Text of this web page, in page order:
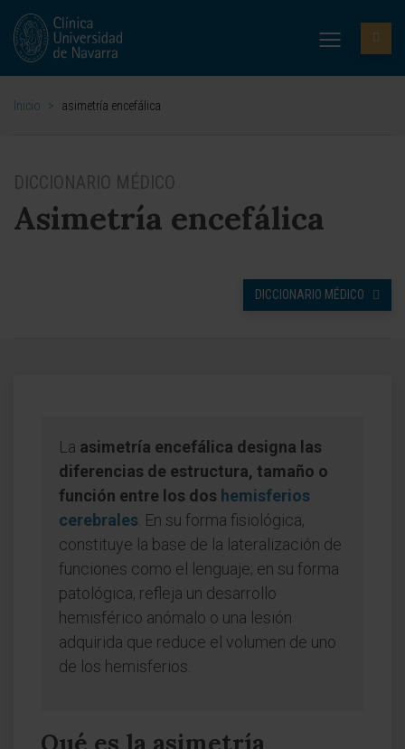
Inicio > asimetría encefálica
DICCIONARIO MÉDICO
Asimetría encefálica
DICCIONARIO MÉDICO
La asimetría encefálica designa las
diferencias de estructura, tamaño o
función entre los dos hemisferios
cerebrales . En su forma fisiológica,
constituye la base de la lateralización de
funciones como el lenguaje; en su forma
patológica, refleja un desarrollo
hemisférico anómalo o una lesión
adquirida que reduce el volumen de uno
de los hemisferios.